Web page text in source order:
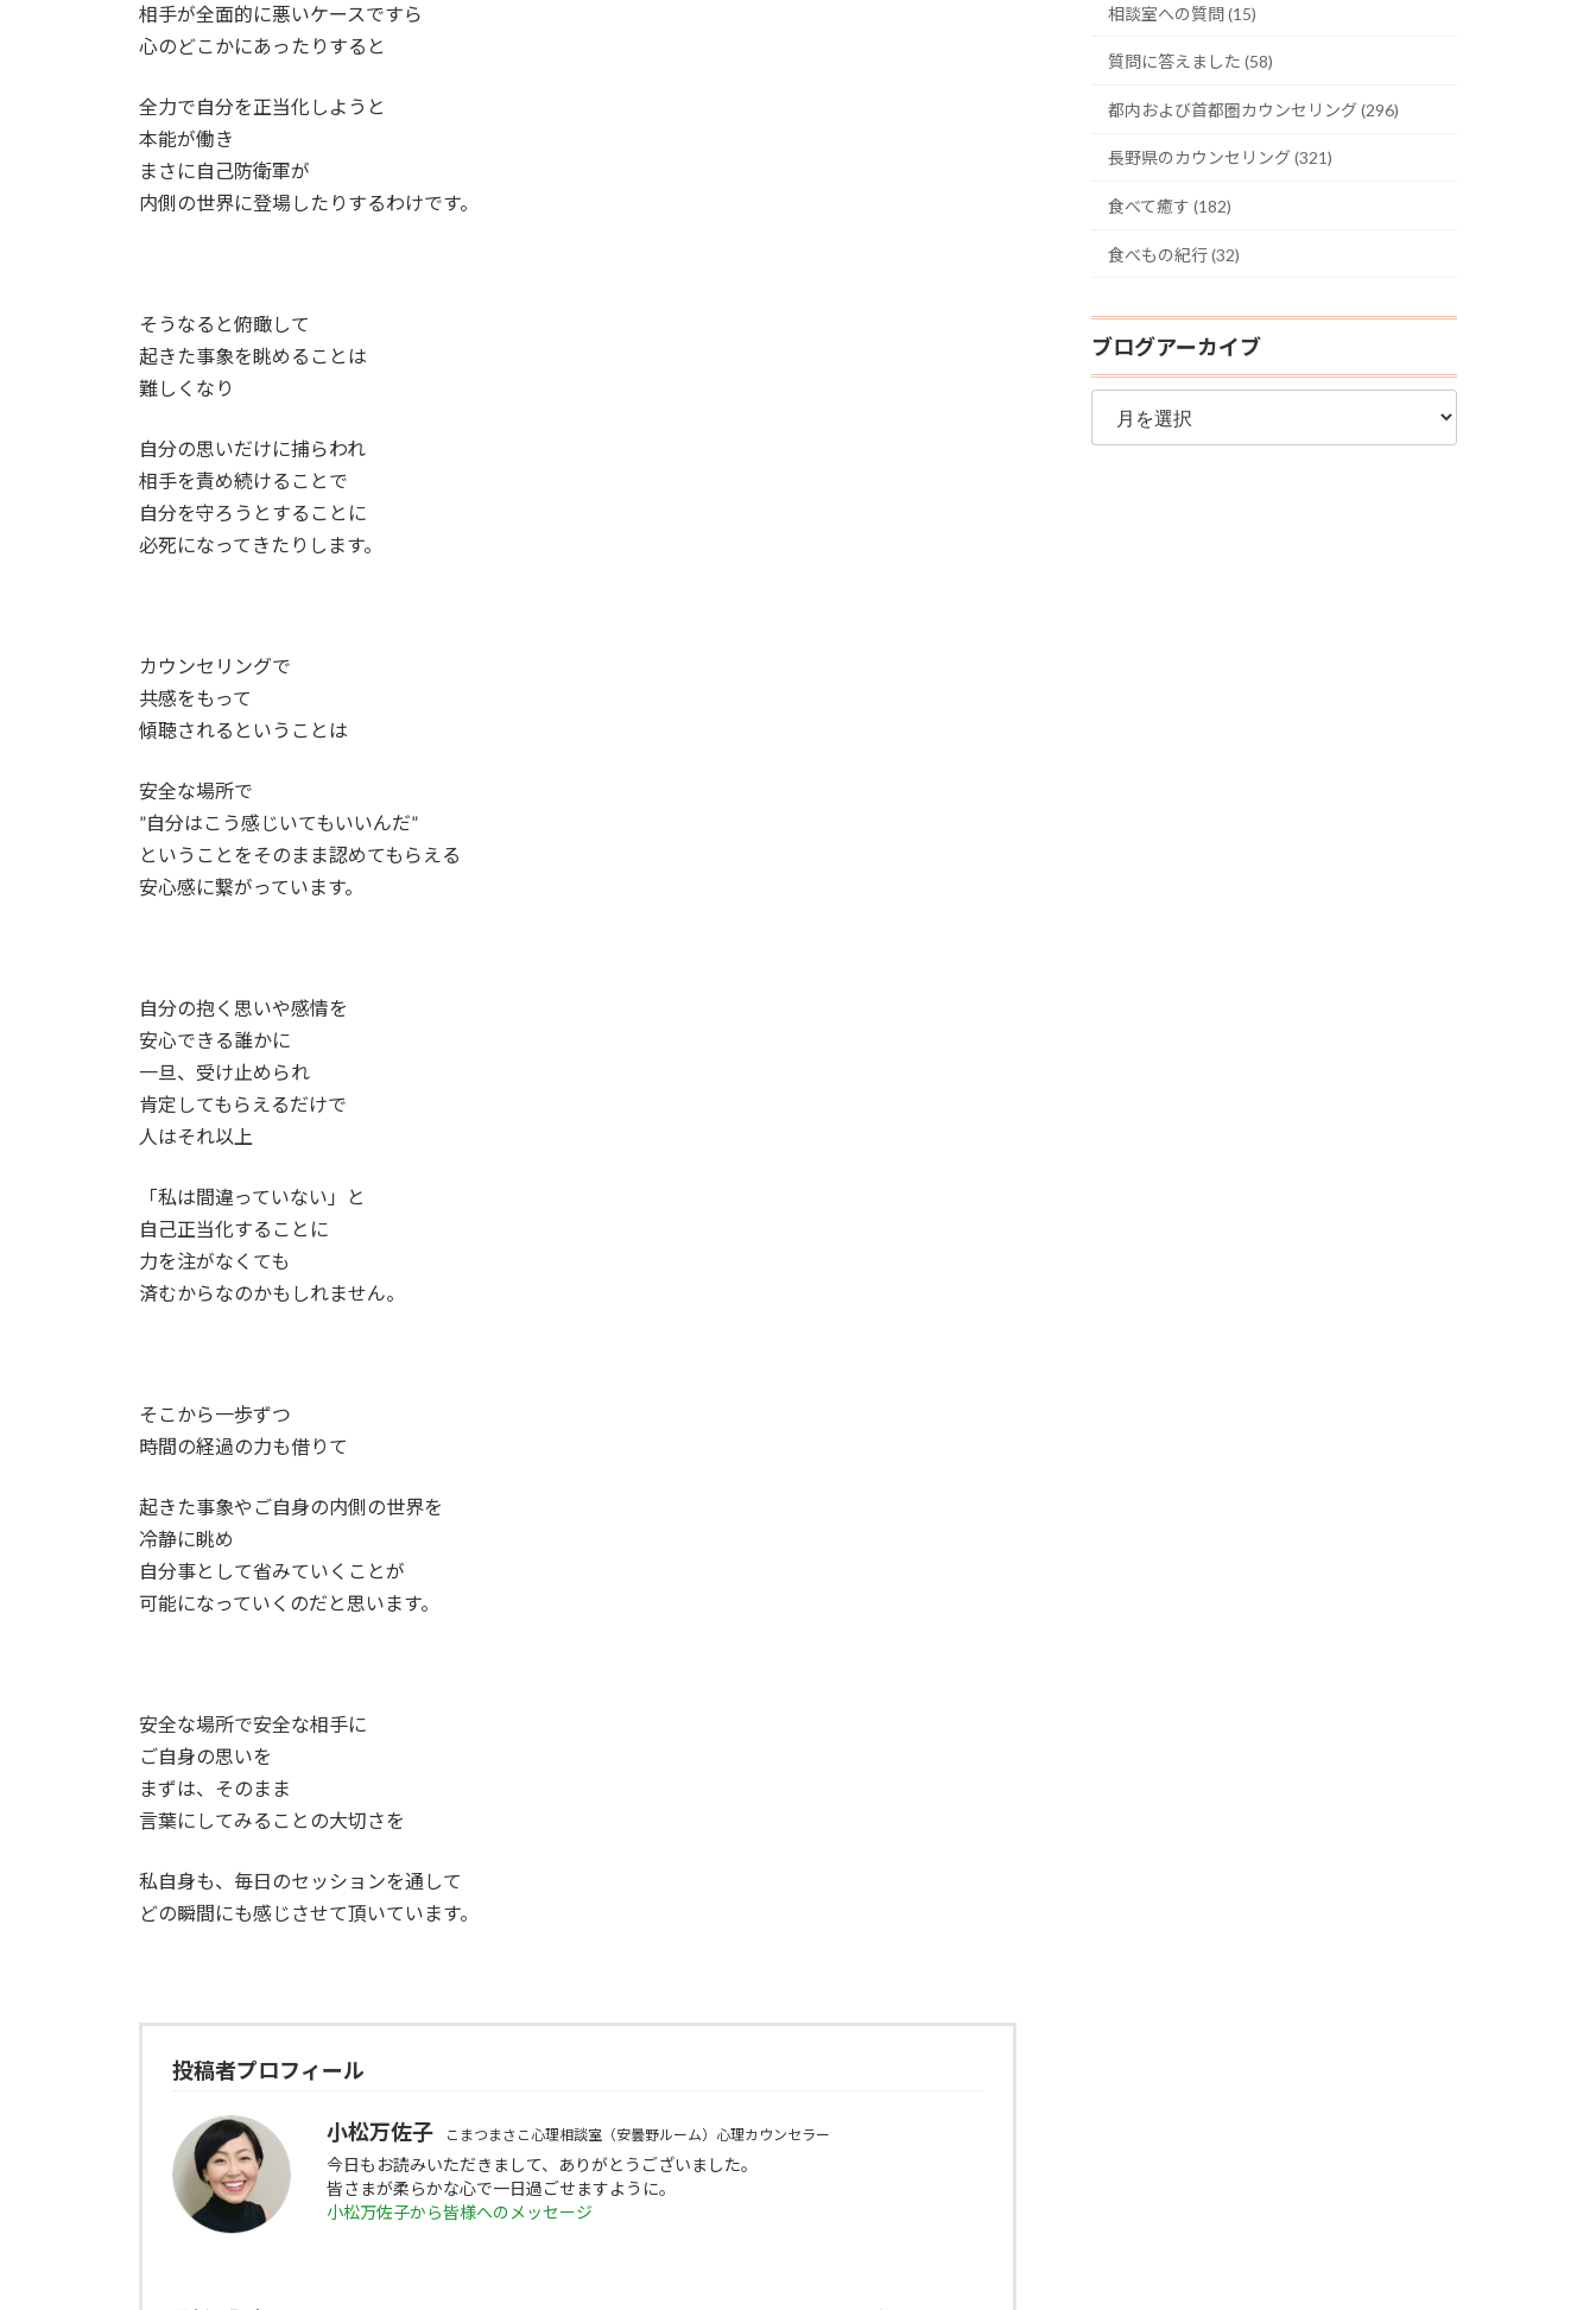
相手が全面的に悪いケースですら
心のどこかにあったりすると
全力で自分を正当化しようと
本能が働き
まさに自己防衛軍が
内側の世界に登場したりするわけです。
そうなると俯瞰して
起きた事象を眺めることは
難しくなり
自分の思いだけに捕らわれ
相手を責め続けることで
自分を守ろうとすることに
必死になってきたりします。
カウンセリングで
共感をもって
傾聴されるということは
安全な場所で
”自分はこう感じいてもいいんだ”
ということをそのまま認めてもらえる
安心感に繋がっています。
自分の抱く思いや感情を
安心できる誰かに
一旦、受け止められ
肯定してもらえるだけで
人はそれ以上
「私は間違っていない」と
自己正当化することに
力を注がなくても
済むからなのかもしれません。
そこから一歩ずつ
時間の経過の力も借りて
起きた事象やご自身の内側の世界を
冷静に眺め
自分事として省みていくことが
可能になっていくのだと思います。
安全な場所で安全な相手に
ご自身の思いを
まずは、そのまま
言葉にしてみることの大切さを
私自身も、毎日のセッションを通して
どの瞬間にも感じさせて頂いています。
投稿者プロフィール
小松万佐子 こまつまさこ心理相談室（安曇野ルーム）心理カウンセラー
今日もお読みいただきまして、ありがとうございました。
皆さまが柔らかな心で一日過ごせますように。
小松万佐子から皆様へのメッセージ
相談室への質問 (15)
質問に答えました (58)
都内および首都圏カウンセリング (296)
長野県のカウンセリング (321)
食べて癒す (182)
食べもの紀行 (32)
ブログアーカイブ
ブ
グ